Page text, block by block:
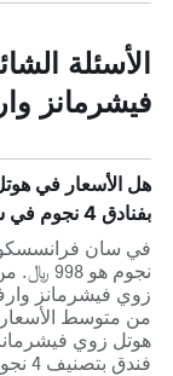
الأسئلة
فيشرمانز
هل الأسعار في
بفنادق 4 نجوم في سان فرانسسكو؟
نجوم
هوتل زوي
فندق بتصنيف 4 نجوم في سان فرانسسكو.